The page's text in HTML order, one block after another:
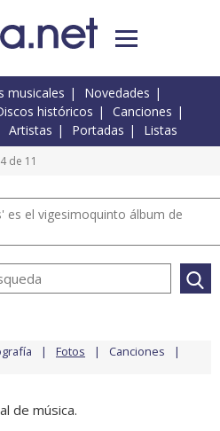
musicales
Novedades
históricos
Canciones
Artistas Portadas Listas
de 11
es el vigesimoquinto álbum de
Fotos Canciones
de música.